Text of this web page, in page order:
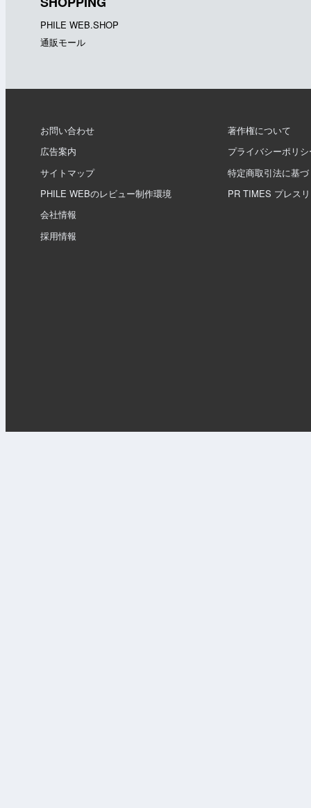
PHILE WEB.SHOP
通販モール
お問い合わせ
広告案内
サイトマップ
PHILE WEBのレビュー制作環境
会社情報
採用情報
著作権について
プライバシーポリ
特定商取引法に基
PR TIMES プレス